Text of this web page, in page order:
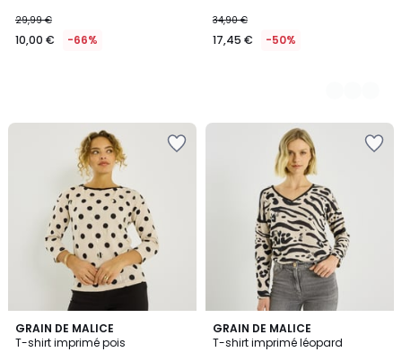
29,99 €
10,00 € -66%
34,90 €
17,45 € -50%
GRAIN DE MALICE
T-shirt imprimé pois
GRAIN DE MALICE
T-shirt imprimé léopard